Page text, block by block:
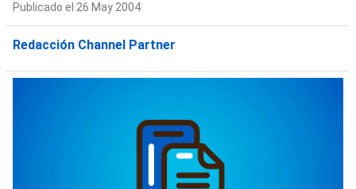
Publicado el 26 May 2004
Redacción Channel Partner